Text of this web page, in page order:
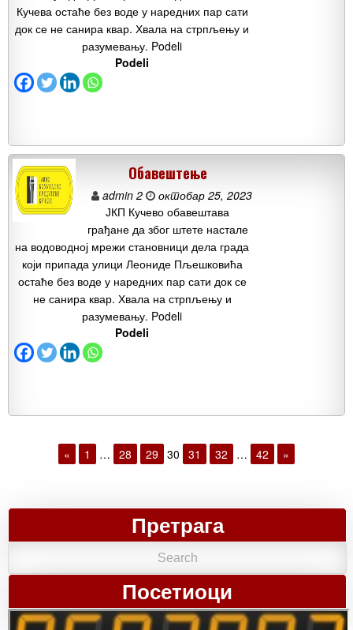
Кучева остаће без воде у наредних пар сати
док се не санира квар. Хвала на стрпљењу и
разумевању. Podeli
Podeli
Обавештење
admin 2
октобар 25, 2023
ЈКП Кучево обавештава
грађане да због штете настале
на водоводној мрежи становници дела града
који припада улици Леониде Пљешковића
остаће без воде у наредних пар сати док се
не санира квар. Хвала на стрпљењу и
разумевању. Podeli
Podeli
« 1 … 28 29 30 31 32 … 42 »
Претрага
Посетиоци